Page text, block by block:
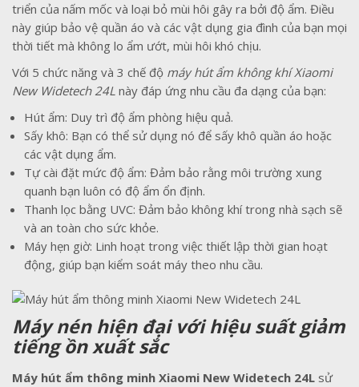
triển của nấm mốc và loại bỏ mùi hôi gây ra bởi độ ẩm. Điều
này giúp bảo vệ quần áo và các vật dụng gia đình của bạn mọi
thời tiết mà không lo ẩm ướt, mùi hôi khó chịu.
Với 5 chức năng và 3 chế độ máy hút ẩm không khí Xiaomi
New Widetech 24L này đáp ứng nhu cầu đa dạng của bạn:
Hút ẩm: Duy trì độ ẩm phòng hiệu quả.
Sấy khô: Bạn có thể sử dụng nó để sấy khô quần áo hoặc
các vật dụng ẩm.
Tự cài đặt mức độ ẩm: Đảm bảo rằng môi trường xung
quanh bạn luôn có độ ẩm ổn định.
Thanh lọc bằng UVC: Đảm bảo không khí trong nhà sạch sẽ
và an toàn cho sức khỏe.
Máy hẹn giờ: Linh hoạt trong việc thiết lập thời gian hoạt
động, giúp bạn kiểm soát máy theo nhu cầu.
Máy nén hiện đại với hiệu suất giảm
tiếng ồn xuất sắc
Máy hút ẩm thông minh Xiaomi New Widetech 24L sử